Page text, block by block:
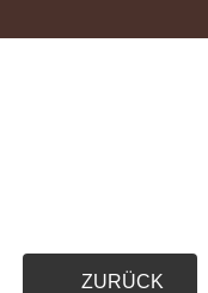
ZURÜCK